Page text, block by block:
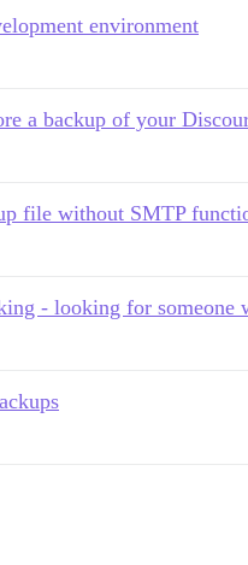
environment
a backup of your
file without SMTP
- looking for someone